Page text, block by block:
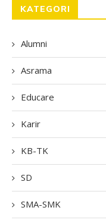
KATEGORI
Alumni
Asrama
Educare
Karir
KB-TK
SD
SMA-SMK